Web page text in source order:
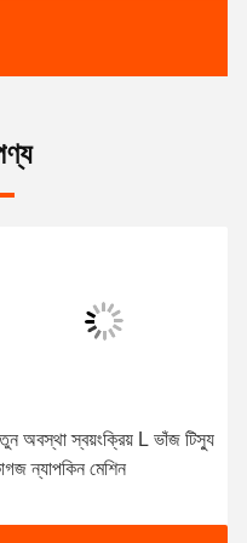
অবস্থা স্বয়ংক্রিয় L ভাঁজ টিস্যু
ন্যাপকিন মেশিন